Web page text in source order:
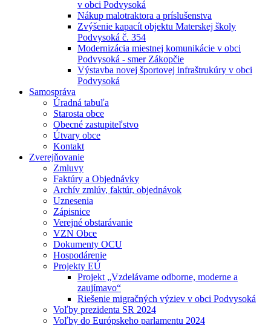
v obci Podvysoká
Nákup malotraktora a príslušenstva
Zvýšenie kapacít objektu Materskej školy
Podvysoká č. 354
Modernizácia miestnej komunikácie v obci
Podvysoká - smer Zákopčie
Výstavba novej športovej infraštrukúry v obci
Podvysoká
Samospráva
Úradná tabuľa
Starosta obce
Obecné zastupiteľstvo
Útvary obce
Kontakt
Zverejňovanie
Zmluvy
Faktúry a Objednávky
Archív zmlúv, faktúr, objednávok
Uznesenia
Zápisnice
Verejné obstarávanie
VZN Obce
Dokumenty OCU
Hospodárenie
Projekty EÚ
Projekt „Vzdelávame odborne, moderne a
zaujímavo“
Riešenie migračných výziev v obci Podvysoká
Voľby prezidenta SR 2024
Voľby do Európskeho parlamentu 2024